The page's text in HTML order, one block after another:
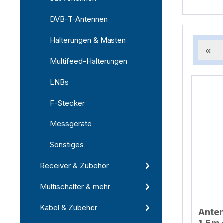
DVB-T-Antennen
Halterungen & Masten
Multifeed-Halterungen
LNBs
F-Stecker
Messgeräte
Sonstiges
Receiver & Zubehör
Multischalter & mehr
Kabel & Zubehör